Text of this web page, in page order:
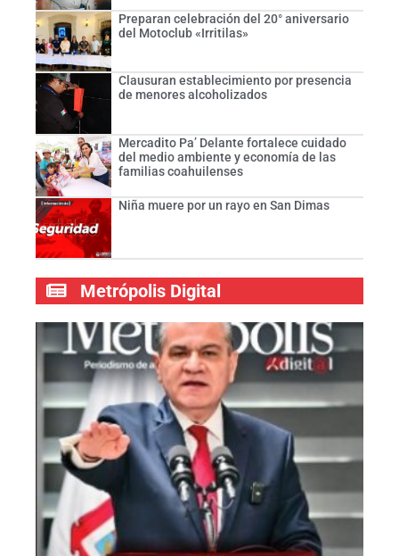
Preparan celebración del 20° aniversario
del Motoclub «Irritilas»
Clausuran establecimiento por presencia
de menores alcoholizados
Mercadito Pa’ Delante fortalece cuidado
del medio ambiente y economía de las
familias coahuilenses
Niña muere por un rayo en San Dimas
Metrópolis Digital